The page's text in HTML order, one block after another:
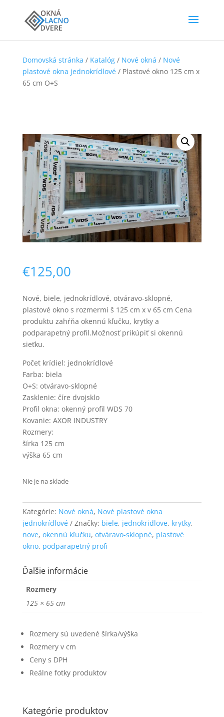
Domovská stránka / Katalóg/ Nové okná / Nové
plastové okna jednokrídlové/ Plastové okno 125 cm x
65 cm O+S
€125,00
Nové, biele, jednokrídlové, otváravo-sklopné,
plastové okno s rozmermi š 125 cm x v 65 cm Cena
produktu zahŕňa okennú kľučku, krytky a
podparapetný profil.Možnosť prikúpiť si okennú
sieťku.
Počet krídiel: jednokrídlové
Farba: biela
O+S: otváravo-sklopné
Zasklenie: číre dvojsklo
Profil okna: okenný profil WDS 70
Kovanie: AXOR INDUSTRY
Rozmery:
šírka 125 cm
výška 65 cm
Nie je na sklade
Kategórie: Nové okná, Nové plastové okna
jednokrídlové
Značky: biele, jednokridlove, krytky,
nove, okennú kľučku, otváravo-sklopné, plastové
okno, podparapetný profi
Ďalšie informácie
Rozmery
125 × 65 cm
Rozmery sú uvedené šírka/výška
Rozmery v cm
Ceny s DPH
Reálne fotky produktov
Kategórie produktov
Nevyhnutné
Tieto súbory
cookie nie sú
spôsobu
používania
webovej
stránky.
fungovala čo
tieto súbory